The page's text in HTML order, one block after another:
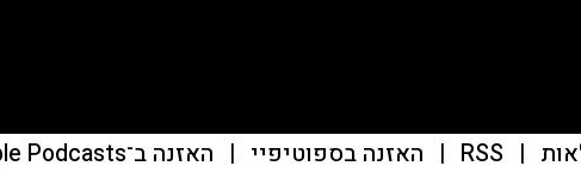
|
RSS
| האזנה בספוטיפיי | האזנה ב־Apple Podcasts